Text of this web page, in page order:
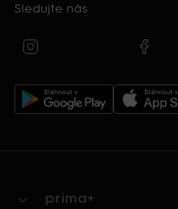
Sledujte nás
prima+